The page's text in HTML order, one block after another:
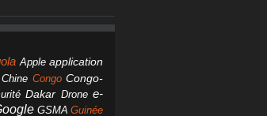
Apple application
Chine Congo Congo-
Dakar Drone e-
GSMA Guinée